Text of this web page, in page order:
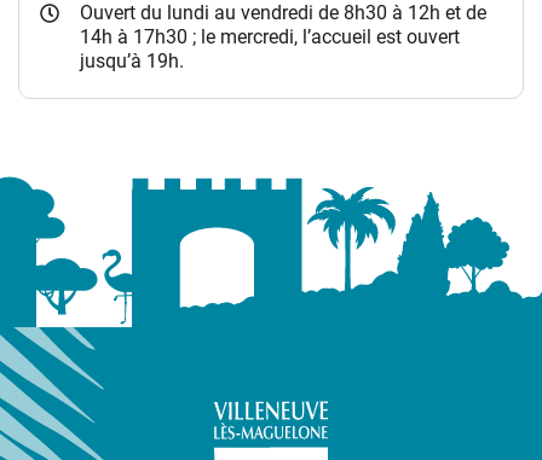
Ouvert du lundi au vendredi de 8h30 à 12h et de
14h à 17h30 ; le mercredi, l’accueil est ouvert
jusqu’à 19h.